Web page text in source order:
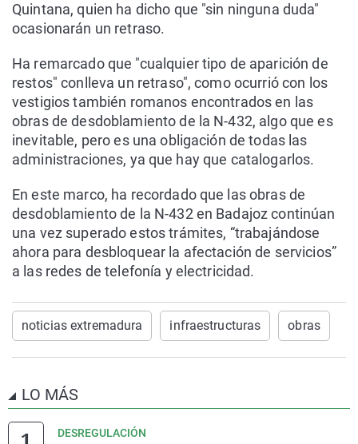
Quintana, quien ha dicho que "sin ninguna duda"
ocasionarán un retraso.
Ha remarcado que "cualquier tipo de aparición de
restos" conlleva un retraso", como ocurrió con los
vestigios también romanos encontrados en las
obras de desdoblamiento de la N-432, algo que es
inevitable, pero es una obligación de todas las
administraciones, ya que hay que catalogarlos.
En este marco, ha recordado que las obras de
desdoblamiento de la N-432 en Badajoz continúan
una vez superado estos trámites, “trabajándose
ahora para desbloquear la afectación de servicios”
a las redes de telefonía y electricidad.
noticias extremadura infraestructuras obras
LO MÁS
DESREGULACIÓN